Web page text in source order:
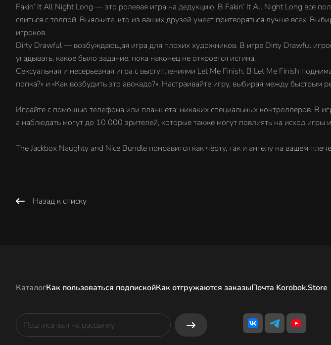
Fakin’ It All Night Long — это ролевая игра на дедукцию. В Fakin’ It All Night Long все
слиться с толпой. Выясните, кто из ваших друзей умеет притворяться лучше всех!
игроков.
Dirty Drawful — возбуждающая игра для плохих художников. В игре Dirty Drawful
угадывать, какое было задание, пока наконец не откроется истина.
Сексуальная и несерьезная игра с выступлениями Let Me Finish. В Let Me Finish
попка?» и «Как возбудить это авокадо?». Настраивайте игру, выбирая между быстрым
Играйте с помощью телефона или планшета: никаких специальных контроллеров. В
а наблюдать могут до 10 000 зрителей, которые также могут повлиять на исход игры
The Jackbox Naughty and Nice Bundle понравится как чёрту, так и ангелу на вашем
Назад к списку
КаталогКак пользоваться подпискойКак отгружаются заказыПочта Korobok.Store